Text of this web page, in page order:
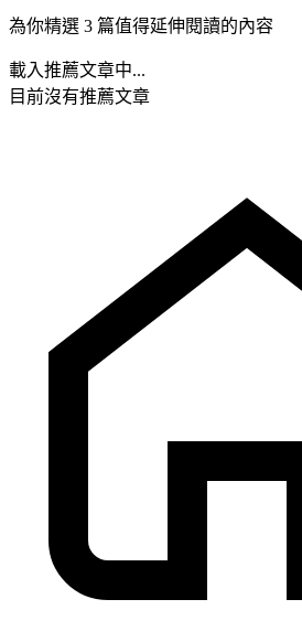
為你精選 3 篇值得延伸閱讀的內容
載入推薦文章中...
目前沒有推薦文章